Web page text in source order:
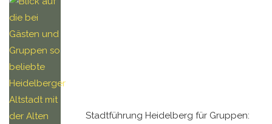
Stadtführung Heidelberg für Gruppen: